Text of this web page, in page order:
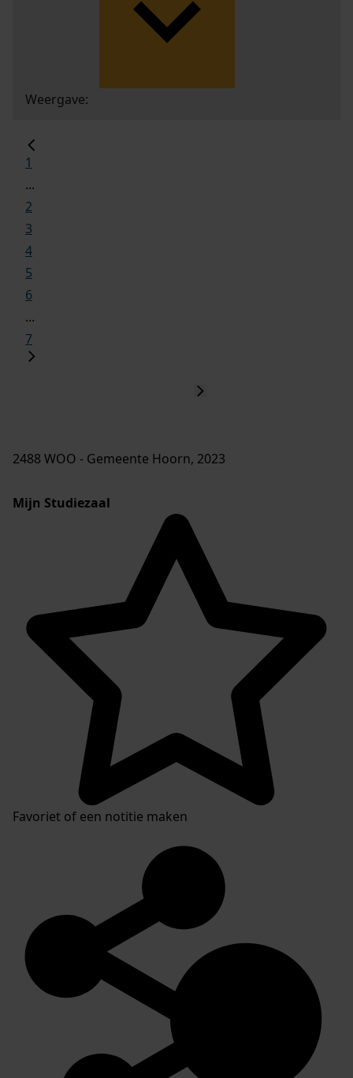
Weergave:
1
...
2
3
4
5
6
...
7
2488 WOO - Gemeente Hoorn, 2023
Mijn Studiezaal
Favoriet of een notitie maken